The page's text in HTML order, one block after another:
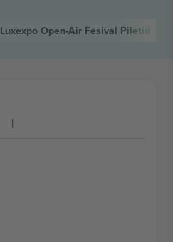
Luxexpo Open-Air Fesival Piletid